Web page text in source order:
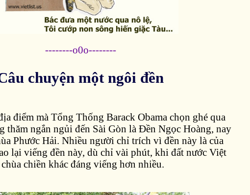
--------o0o--------
chuyện một ngôi đền
điểm mà Tổng Thống Barack Obama chọn ghé qua
thăm ngắn ngủi đến Sài Gòn là Đền Ngọc Hoàng, nay
Phước Hải. Nhiều người chỉ trích vì đền này là của
lại viếng đền này, dù chỉ vài phút, khi đất nước Việt
chiền khác đáng viếng hơn nhiều.